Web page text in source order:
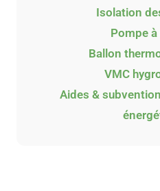
Isolation
Pompe à
Ballon
VMC
Aides &